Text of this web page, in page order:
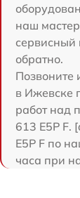
наш мастер
сервисный
обратно.
Позвоните
в Ижевске
работ над
613 E5P F.
E5P F по
часа при